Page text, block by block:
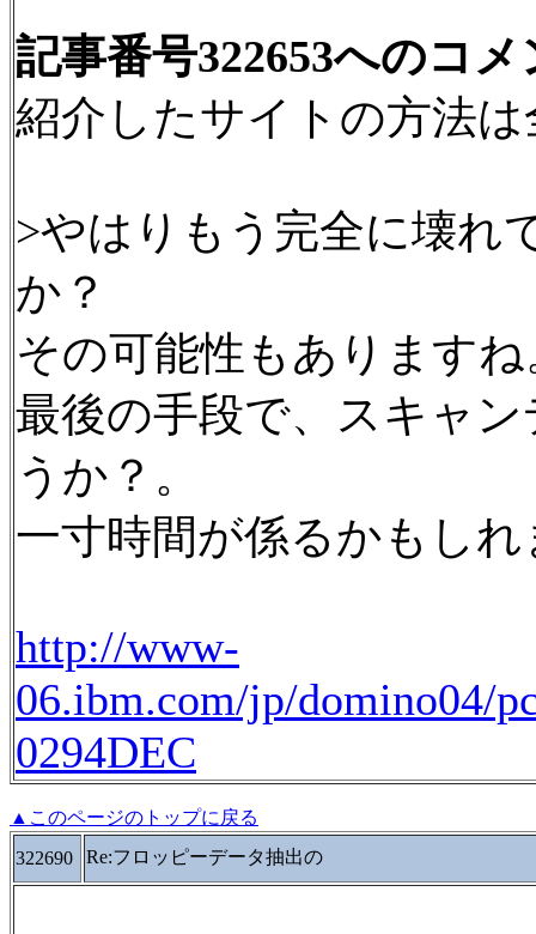
記事番号322653へのコメ
紹介したサイトの方法
>やはりもう完全に壊れ
か？
その可能性もありますね
最後の手段で、スキャ
うか？。
一寸時間が係るかもし
http://www-
06.ibm.com/jp/domino04/
0294DEC
▲このページのトップに戻る
322690
Re:フロッピーデータ抽出の